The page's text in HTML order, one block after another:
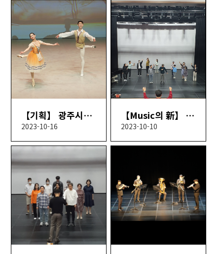
【기획】 광주시립발레단 '지젤 하이라이트'
2023-10-16
【Music의 新】 8회차
2023-10-10